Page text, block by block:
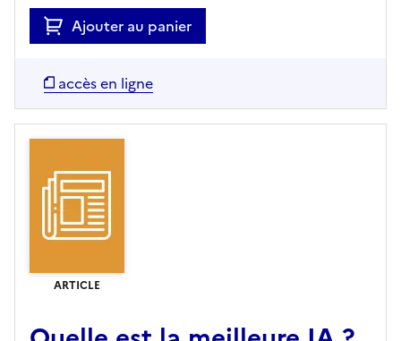
Ajouter au panier
accès en ligne
ARTICLE